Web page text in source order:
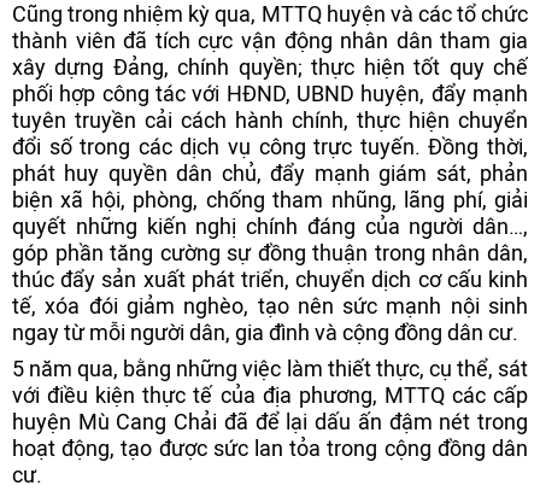
Cũng trong nhiệm kỳ qua, MTTQ huyện và các tổ chức
thành viên đã tích cực vận động nhân dân tham gia
xây dựng Đảng, chính quyền; thực hiện tốt quy chế
phối hợp công tác với HĐND, UBND huyện, đẩy mạnh
tuyên truyền cải cách hành chính, thực hiện chuyển
đổi số trong các dịch vụ công trực tuyến. Đồng thời,
phát huy quyền dân chủ, đẩy mạnh giám sát, phản
biện xã hội, phòng, chống tham nhũng, lãng phí, giải
quyết những kiến nghị chính đáng của người dân…,
góp phần tăng cường sự đồng thuận trong nhân dân,
thúc đẩy sản xuất phát triển, chuyển dịch cơ cấu kinh
tế, xóa đói giảm nghèo, tạo nên sức mạnh nội sinh
ngay từ mỗi người dân, gia đình và cộng đồng dân cư.
5 năm qua, bằng những việc làm thiết thực, cụ thể, sát
với điều kiện thực tế của địa phương, MTTQ các cấp
huyện Mù Cang Chải đã để lại dấu ấn đậm nét trong
hoạt động, tạo được sức lan tỏa trong cộng đồng dân
cư.